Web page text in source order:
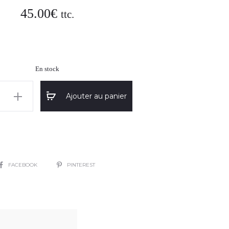
45.00€ ttc.
En stock
Ajouter au panier
FACEBOOK PINTEREST